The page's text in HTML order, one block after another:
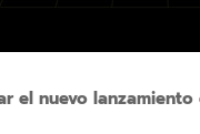
el nuevo